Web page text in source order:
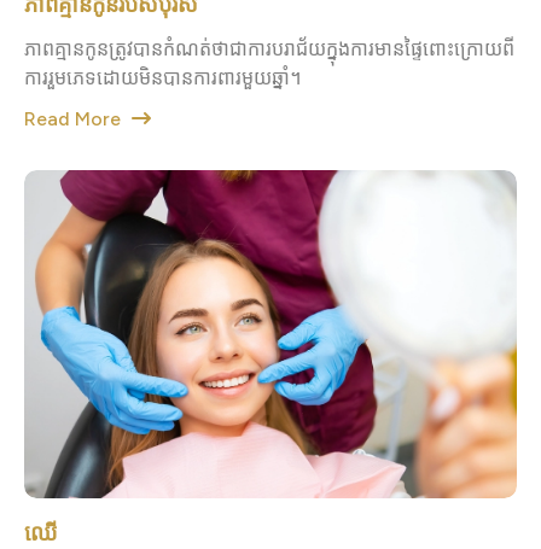
ភាពគ្មានកូនត្រូវបានកំណត់ថាជាការបរាជ័យក្នុងការមានផ្ទៃពោះក្រោយពី
ការរួមភេទដោយមិនបានការពារមួយឆ្នាំ។
Read More
ឈើ